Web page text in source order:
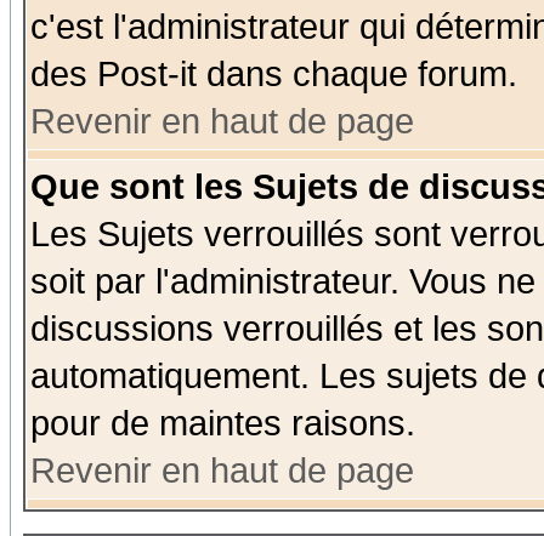
c'est l'administrateur qui
des Post-it dans chaque forum.
Revenir en haut de page
Que sont les Sujets de
Les Sujets verrouillés sont
soit par l'administrateur. Vous
discussions verrouillés et les
automatiquement. Les sujets
pour de maintes raisons.
Revenir en haut de page